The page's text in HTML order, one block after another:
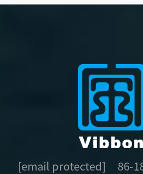
[email protected]